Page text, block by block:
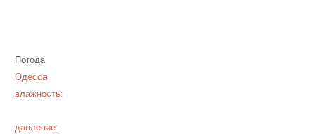
Погода
Одесса
влажность:
давление: